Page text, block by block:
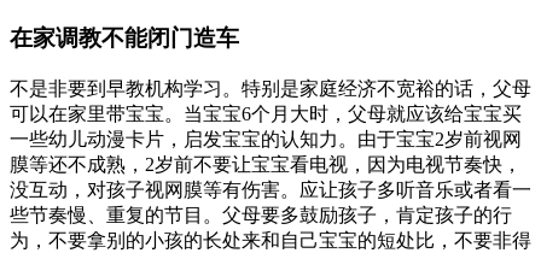
在家调教不能闭门造车
不是非要到早教机构学习。特别是家庭经济不宽裕的话，父母
可以在家里带宝宝。当宝宝6个月大时，父母就应该给宝宝买
一些幼儿动漫卡片，启发宝宝的认知力。由于宝宝2岁前视网
膜等还不成熟，2岁前不要让宝宝看电视，因为电视节奏快，
没互动，对孩子视网膜等有伤害。应让孩子多听音乐或者看一
些节奏慢、重复的节目。父母要多鼓励孩子，肯定孩子的行
为，不要拿别的小孩的长处来和自己宝宝的短处比，不要非得